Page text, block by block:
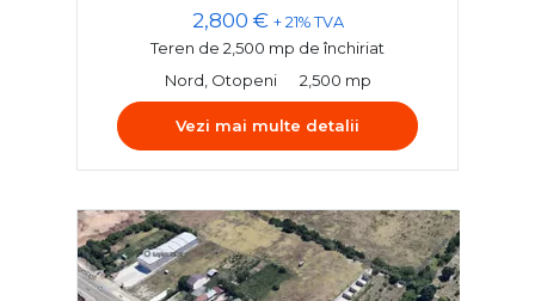
2,800 € + 21% TVA
Teren de 2,500 mp de închiriat
Nord, Otopeni
2,500 mp
Vezi mai multe detalii